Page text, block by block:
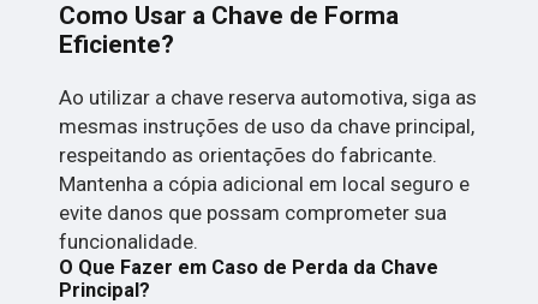
Como Usar a Chave de Forma
Eficiente?
Ao utilizar a chave reserva automotiva, siga as
mesmas instruções de uso da chave principal,
respeitando as orientações do fabricante.
Mantenha a cópia adicional em local seguro e
evite danos que possam comprometer sua
funcionalidade.
O Que Fazer em Caso de Perda da Chave
Principal?